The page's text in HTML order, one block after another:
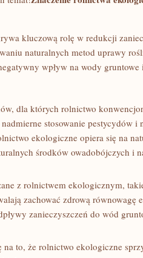
kluczową ⁤rolę w ‍redukcji
naturalnych metod⁤ uprawy
wpływ na wody⁤ gruntowe
dla ⁣których rolnictwo
stosowanie pestycydów
ekologiczne opiera się⁣ na
środków owadobójczych i
z‍ rolnictwem ekologicznym,​
zachować zdrową
zanieczyszczeń do ⁤wód
na⁣ to, że ‍rolnictwo ⁣ekologiczne